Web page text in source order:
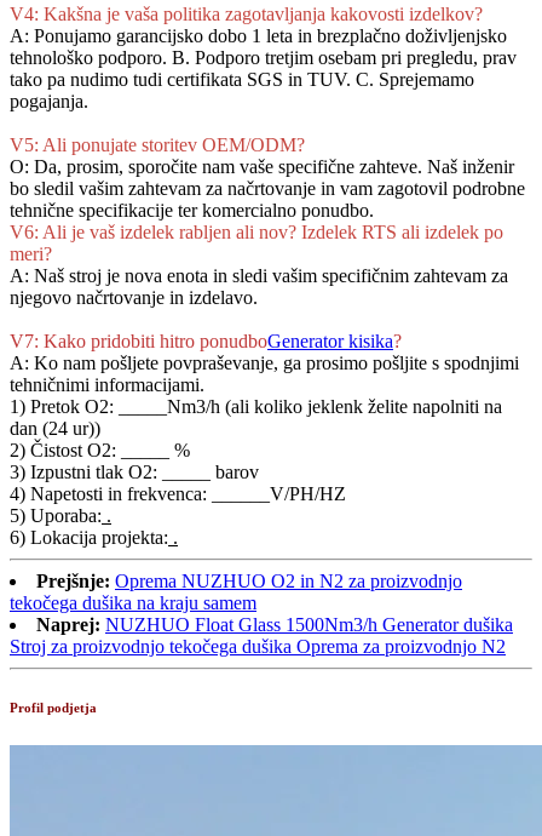
V4: Kakšna je vaša politika zagotavljanja kakovosti izdelkov?
A: Ponujamo garancijsko dobo 1 leta in brezplačno doživljenjsko
tehnološko podporo. B. Podporo tretjim osebam pri pregledu, prav
tako pa nudimo tudi certifikata SGS in TUV. C. Sprejemamo
pogajanja.
V5: Ali ponujate storitev OEM/ODM?
O: Da, prosim, sporočite nam vaše specifične zahteve. Naš inženir
bo sledil vašim zahtevam za načrtovanje in vam zagotovil podrobne
tehnične specifikacije ter komercialno ponudbo.
V6: Ali je vaš izdelek rabljen ali nov? Izdelek RTS ali izdelek po
meri?
A: Naš stroj je nova enota in sledi vašim specifičnim zahtevam za
njegovo načrtovanje in izdelavo.
V7: Kako pridobiti hitro ponudboGenerator kisika?
A: Ko nam pošljete povpraševanje, ga prosimo pošljite s spodnjimi
tehničnimi informacijami.
1) Pretok O2: _____Nm3/h (ali koliko jeklenk želite napolniti na
dan (24 ur))
2) Čistost O2: _____ %
3) Izpustni tlak O2: _____ barov
4) Napetosti in frekvenca: ______V/PH/HZ
5) Uporaba: .
6) Lokacija projekta: .
Prejšnje: Oprema NUZHUO O2 in N2 za proizvodnjo
tekočega dušika na kraju samem
Naprej: NUZHUO Float Glass 1500Nm3/h Generator dušika
Stroj za proizvodnjo tekočega dušika Oprema za proizvodnjo N2
Profil podjetja